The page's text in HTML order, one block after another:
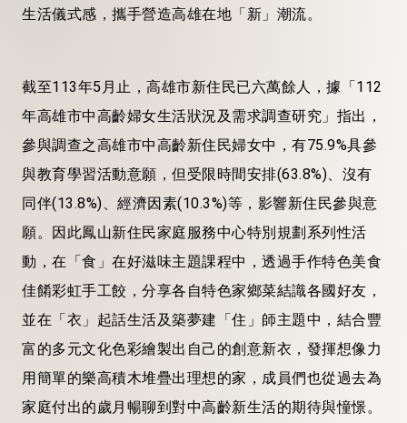
生活儀式感，攜手營造高雄在地「新」潮流。
截至113年5月止，高雄市新住民已六萬餘人，據「112
年高雄市中高齡婦女生活狀況及需求調查研究」指出，
參與調查之高雄市中高齡新住民婦女中，有75.9%具參
與教育學習活動意願，但受限時間安排(63.8%)、沒有
同伴(13.8%)、經濟因素(10.3%)等，影響新住民參與意
願。因此鳳山新住民家庭服務中心特別規劃系列性活
動，在「食」在好滋味主題課程中，透過手作特色美食
佳餚彩虹手工餃，分享各自特色家鄉菜結識各國好友，
並在「衣」起話生活及築夢建「住」師主題中，結合豐
富的多元文化色彩繪製出自己的創意新衣，發揮想像力
用簡單的樂高積木堆疊出理想的家，成員們也從過去為
家庭付出的歲月暢聊到對中高齡新生活的期待與憧憬。